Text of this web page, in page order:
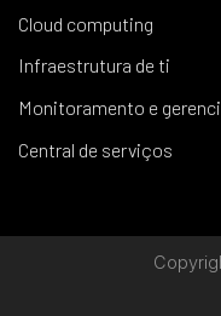
Cloud computing
Infraestrutura de ti
Monitoramento e
Central de serviços